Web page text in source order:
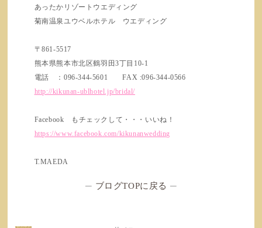
あったかリゾートウエディング
菊南温泉ユウベルホテル ウエディング
〒861-5517
熊本県熊本市北区鶴羽田3丁目10-1
電話 ：096-344-5601 FAX :096-344-0566
http://kikunan-ublhotel.jp/bridal/
Facebook もチェックして・・・いいね！
https://www.facebook.com/kikunanwedding
T.MAEDA
─ ブログTOPに戻る ─